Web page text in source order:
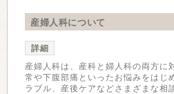
産婦人科について
詳細
産婦人科は、産科と婦人科の両方に
常や下腹部痛といったお悩みをはじ
ラブル、産後ケアなどさまざまな相